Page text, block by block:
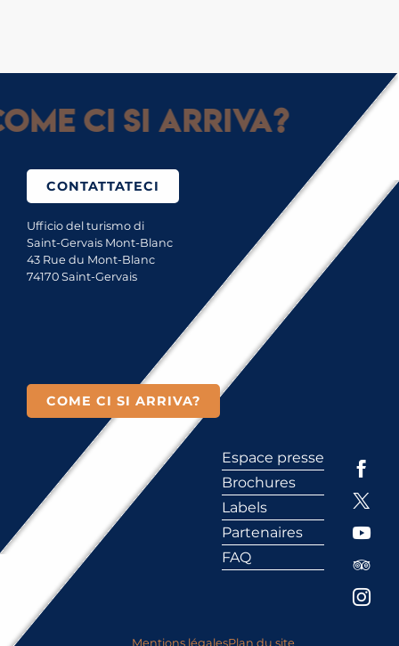
ci si arriva?
CONTATTATECI
Ufficio del turismo di
Saint-Gervais Mont-Blanc
43 Rue du Mont-Blanc
74170 Saint-Gervais
COME CI SI ARRIVA?
Espace presse
Brochures
Labels
Partenaires
FAQ
Mentions légalesPlan du site